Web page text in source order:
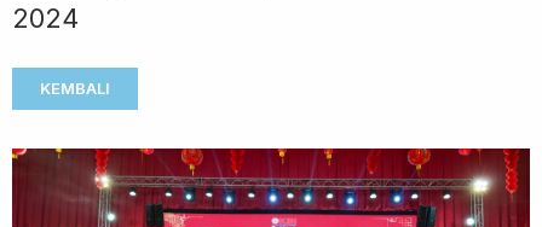
2024
KEMBALI